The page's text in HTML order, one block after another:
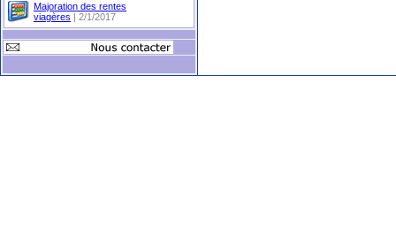
Majoration des rentes
viagères | 2/1/2017